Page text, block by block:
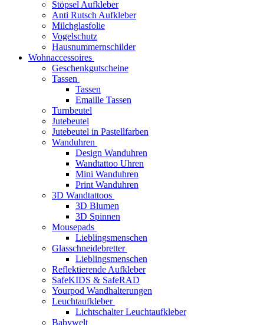
Stöpsel Aufkleber
Anti Rutsch Aufkleber
Milchglasfolie
Vogelschutz
Hausnummernschilder
Wohnaccessoires
Geschenkgutscheine
Tassen
Tassen
Emaille Tassen
Turnbeutel
Jutebeutel
Jutebeutel in Pastellfarben
Wanduhren
Design Wanduhren
Wandtattoo Uhren
Mini Wanduhren
Print Wanduhren
3D Wandtattoos
3D Blumen
3D Spinnen
Mousepads
Lieblingsmenschen
Glasschneidebretter
Lieblingsmenschen
Reflektierende Aufkleber
SafeKIDS & SafeRAD
Yourpod Wandhalterungen
Leuchtaufkleber
Lichtschalter Leuchtaufkleber
Babywelt